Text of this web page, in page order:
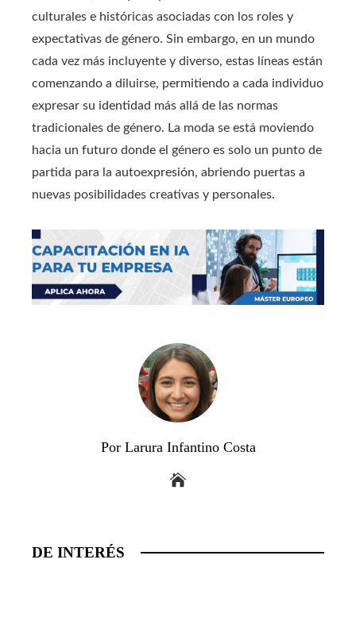
culturales e históricas asociadas con los roles y
expectativas de género. Sin embargo, en un mundo
cada vez más incluyente y diverso, estas líneas están
comenzando a diluirse, permitiendo a cada individuo
expresar su identidad más allá de las normas
tradicionales de género. La moda se está moviendo
hacia un futuro donde el género es solo un punto de
partida para la autoexpresión, abriendo puertas a
nuevas posibilidades creativas y personales.
Por Larura Infantino Costa
DE INTERÉS